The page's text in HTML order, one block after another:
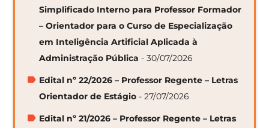
Simplificado Interno para Professor Formador
– Orientador para o Curso de Especialização
em Inteligência Artificial Aplicada à
Administração Pública - 30/07/2026
Edital nº 22/2026 – Professor Regente – Letras
Orientador de Estágio - 27/07/2026
Edital nº 21/2026 – Professor Regente – Letras